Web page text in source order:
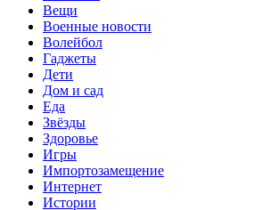
Вещи
Военные новости
Волейбол
Гаджеты
Дети
Дом и сад
Еда
Звёзды
Здоровье
Игры
Импортозамещение
Интернет
Истории